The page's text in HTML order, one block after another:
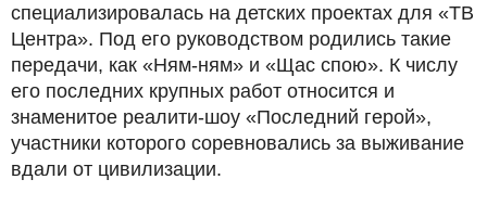
специализировалась на детских проектах для «ТВ
Центра». Под его руководством родились такие
передачи, как «Ням-ням» и «Щас спою». К числу
его последних крупных работ относится и
знаменитое реалити-шоу «Последний герой»,
участники которого соревновались за выживание
вдали от цивилизации.